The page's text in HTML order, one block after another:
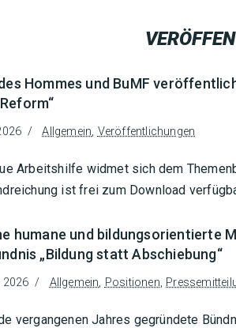
Hommes und BuMF
Allgemein, Veröffentlichungen
Arbeitshilfe widmet sich dem
ist frei zum Download
humane und bildungsorientierte
„Bildung statt Abschiebung“
2026 Allgemein, Positionen,
vergangenen Jahres gegründete